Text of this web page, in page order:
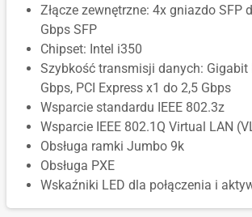
Złącze zewnętrzne: 4x gniazdo SFP
Gbps SFP
Chipset: Intel i350
Szybkość transmisji danych: Gigabit
Gbps, PCI Express x1 do 2,5 Gbps
Wsparcie standardu IEEE 802.3z
Wsparcie IEEE 802.1Q Virtual LAN
Obsługa ramki Jumbo 9k
Obsługa PXE
Wskaźniki LED dla połączenia i